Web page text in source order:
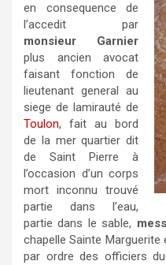
b
o
k
t
r
l
en consequence de
l’accedit par
monsieur Garnier
plus ancien avocat
faisant fonction de
lieutenant general au
siege de lamirauté de
Toulon, fait au bord
de la mer quartier dit
de Saint Pierre à
l’occasion d’un corps
mort inconnu trouvé
partie dans l’eau,
partie dans le sable,
chapelle Sainte
par ordre des officiers